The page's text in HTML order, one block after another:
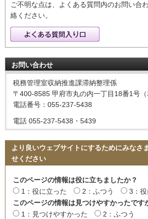
ご不明な点は、よくある質問内のお問い合
絡ください。
お問い合わせ
税務管理室収納推進課滞納整理係
〒400-8585 甲府市丸の内一丁目18番1号（
電話番号：055-237-5438
電話 055-237-5438・5439
より良いウェブサイトにするためにみなさ
せください
このページの情報は役に立ちましたか？
1：役に立った
2：ふつう
3：
このページの情報は見つけやすかったです
1：見つけやすかった
2：ふつう